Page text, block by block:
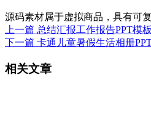
源码素材属于虚拟商品，具有可
上一篇 总结汇报工作报告PPT模板
下一篇 卡通儿童暑假生活相册
相关文章